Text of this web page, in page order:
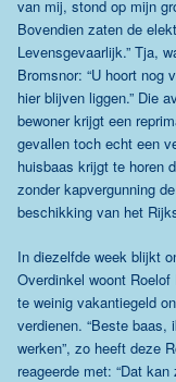
van mij, stond op mijn
Bovendien zaten de
Levensgevaarlijk.” Tja,
Bromsnor: “U hoort nog
hier blijven liggen.” Die
bewoner krijgt een
gevallen toch echt een
huisbaas krijgt te horen
zonder kapvergunning
beschikking van het
In diezelfde week blijkt
Overdinkel woont
te weinig vakantiegeld
verdienen. “Beste
werken”, zo heeft deze
reageerde met: “Dat